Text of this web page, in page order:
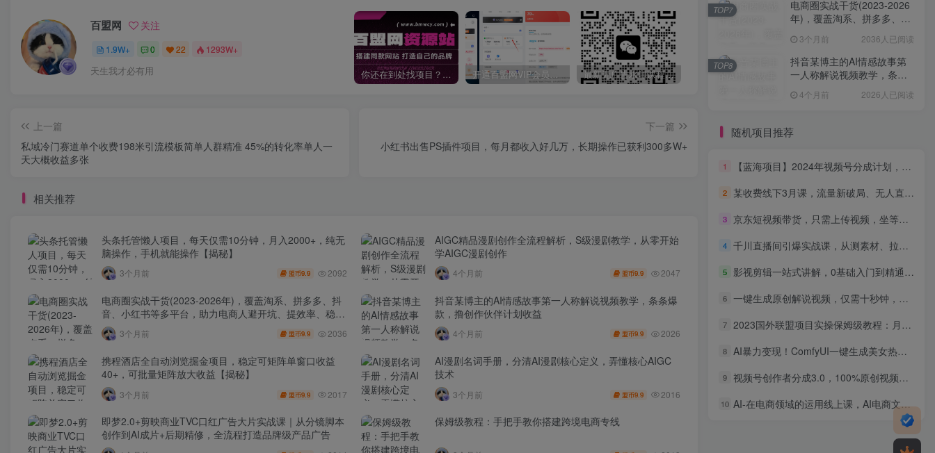
百盟网 关注
1.9W+ 0 22 1293W+
天生我才必有用 你还在到处找项目？还在当韭菜？我靠卖项目一个月收入5万+，曾经我也是个失败者。 最新无广告水印课程资源 长期更新 头条托管懒人项目，每天仅需10分钟，月入2000+，纯无脑操作，手机就能操作【揭秘】
上一篇
私域冷门赛道单个收费198米引流模板简单人群精准 45%的转化率单人一
天大概收益多张
下一篇
小红书出售PS插件项目，每月都收入好几万，长期操作已获利300多W+
相关推荐
头条托管懒人项目，每天仅需10分钟，月入2000+，纯无
脑操作，手机就能操作【揭秘】
3个月前 盟币9.9 2092
AIGC精品漫剧创作全流程解析，S级漫剧教学，从零开始
学AIGC漫剧创作
4个月前 盟币9.9 2047
电商圈实战干货(2023-2026年)，覆盖淘系、拼多多、抖
音、小红书等多平台，助力电商人避开坑、提效率、稳盈
利(更新4月)
3个月前 盟币9.9 2036
抖音某博主的AI情感故事第一人称解说视频教学，条条爆
款，撸创作伙伴计划收益
4个月前 盟币9.9 2026
携程酒店全自动浏览掘金项目，稳定可矩阵单窗口收益
40+，可批量矩阵放大收益【揭秘】
3个月前 盟币9.9 2017
AI漫剧名词手册，分清AI漫剧核心定义，弄懂核心AIGC
技术
3个月前 盟币9.9 2016
即梦2.0+剪映商业TVC口红广告大片实战课｜从分镜脚本
创作到AI成片+后期精修，全流程打造品牌级产品广告
保姆级教程：手把手教你搭建跨境电商专线
电商圈实战干货(2023-2026
年)，覆盖淘系、拼多多、抖
电商人避开坑、提效率、稳
盈利(更新4月)
3个月前 2036人已阅读
TOP7
抖音某博主的AI情感故事第
一人称解说视频教学，条条
4个月前 2026人已阅读
TOP8
随机项目推荐
1 【蓝海项目】2024年视频号分成计划，快速开分成，日爆单8000+，附玩法教程
2 某收费线下3月课，流量新破局、无人直播导流20w到私域、快团团等太香了
3 京东短视频带货，只需上传视频，坐等佣金到账
4 千川直播间引爆实战课，从测素材、拉爆素材到稳流速、控投产的完整闭环王炸打法(2026年2月
5 影视剪辑一站式讲解，0基础入门到精通，全流程实操
6 一键生成原创解说视频，仅需十秒钟，小白也可以日入3000+
7 2023国外联盟项目实操保姆级教程：月入4000美元，适合初学者
8 AI暴力变现！ComfyUI一键生成美女热舞视频，日赚1000+，小白轻松上手！。
9 视频号创作者分成3.0，100%原创视频高收益，单日收益900+
10 AI-在电商领域的运用线上课，AI电商文案+AI电商视觉（14节课）